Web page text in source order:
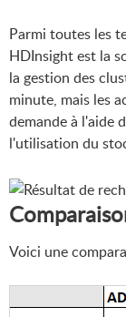
Parmi toutes les
HDInsight est la
la gestion des
minute, mais les
demande à l'aide
l'utilisation du
Voici une